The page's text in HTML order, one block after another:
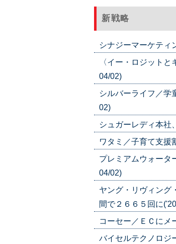
新戦略
シナジーマーケティ
〈イー・ロジット
04/02)
シルバーライフ／学
02)
シュガーレディ本社
ワタミ／子育て支援
プレミアムウォータ
04/02)
ヤング・リヴィング
間で２６６５回に
コーセー／ＥＣにメ
バイセルテクノロジ